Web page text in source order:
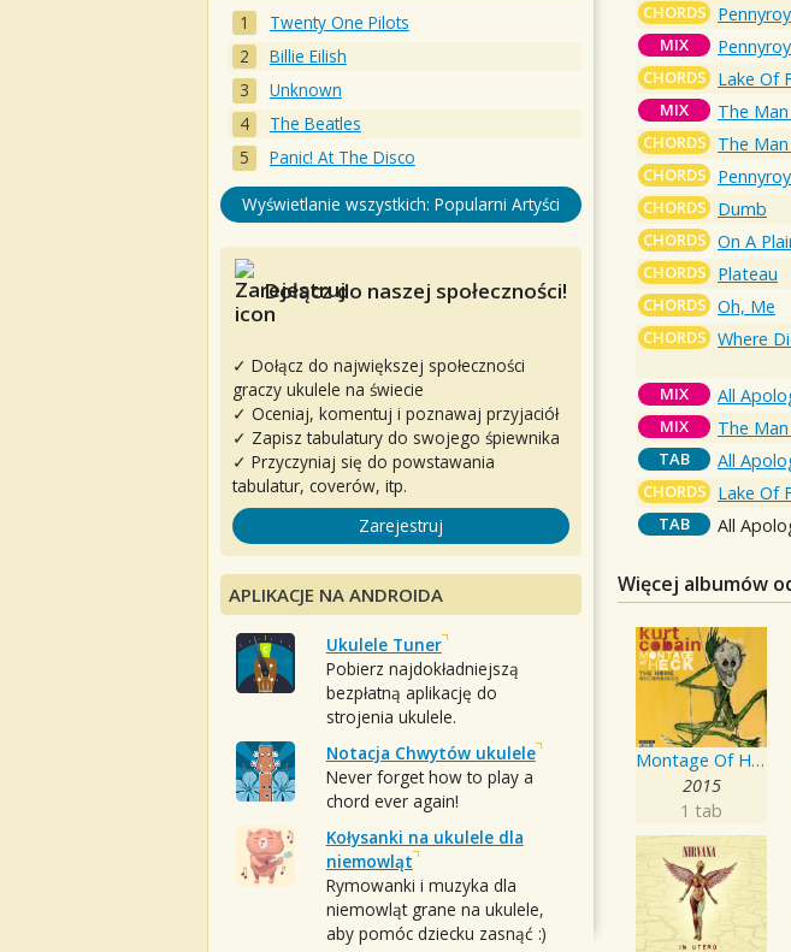
CHORDS
MIX
CHORDS Lake Of
MIX The
CHORDS The
CHORDS
CHORDS Dumb
CHORDS On A
CHORDS Plateau
CHORDS Oh, Me
CHORDS Where
MIX All
MIX The
TAB All
CHORDS Lake Of
TAB All
Więcej albumów
Montage Of Heck: The Home Recordings
2015
1 tab
Twenty One Pilots
Billie Eilish
Unknown
The Beatles
Panic! At The Disco
Wyświetlanie wszystkich: Popularni Artyści
Dołącz do naszej społeczności!
✓ Dołącz do największej społeczności
graczy ukulele na świecie
✓ Oceniaj, komentuj i poznawaj przyjaciół
✓ Zapisz tabulatury do swojego śpiewnika
✓ Przyczyniaj się do powstawania
tabulatur, coverów, itp.
Zarejestruj
APLIKACJE NA ANDROIDA
Ukulele Tuner
Pobierz najdokładniejszą
bezpłatną aplikację do
strojenia ukulele.
Notacja Chwytów ukulele
Never forget how to play a
chord ever again!
Kołysanki na ukulele dla
niemowląt
Rymowanki i muzyka dla
niemowląt grane na ukulele,
aby pomóc dziecku zasnąć :)